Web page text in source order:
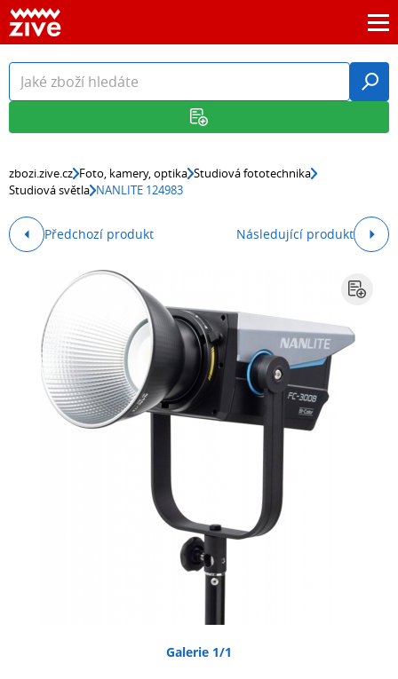
zbozi.zive.cz Foto, kamery, optika Studiová fototechnika
Studiová světla NANLITE 124983
Předchozí produkt Následující produkt
Galerie 1/1